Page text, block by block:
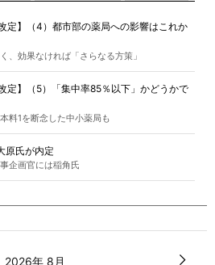
定】（4）都市部の薬局への影響はこれか
、効果なければ「さらなる方策」
定】（5）「集中率85％以下」かどうかで
料1を断念した中小薬局も
原氏が内定
企画官には稲角氏
2026年 8月